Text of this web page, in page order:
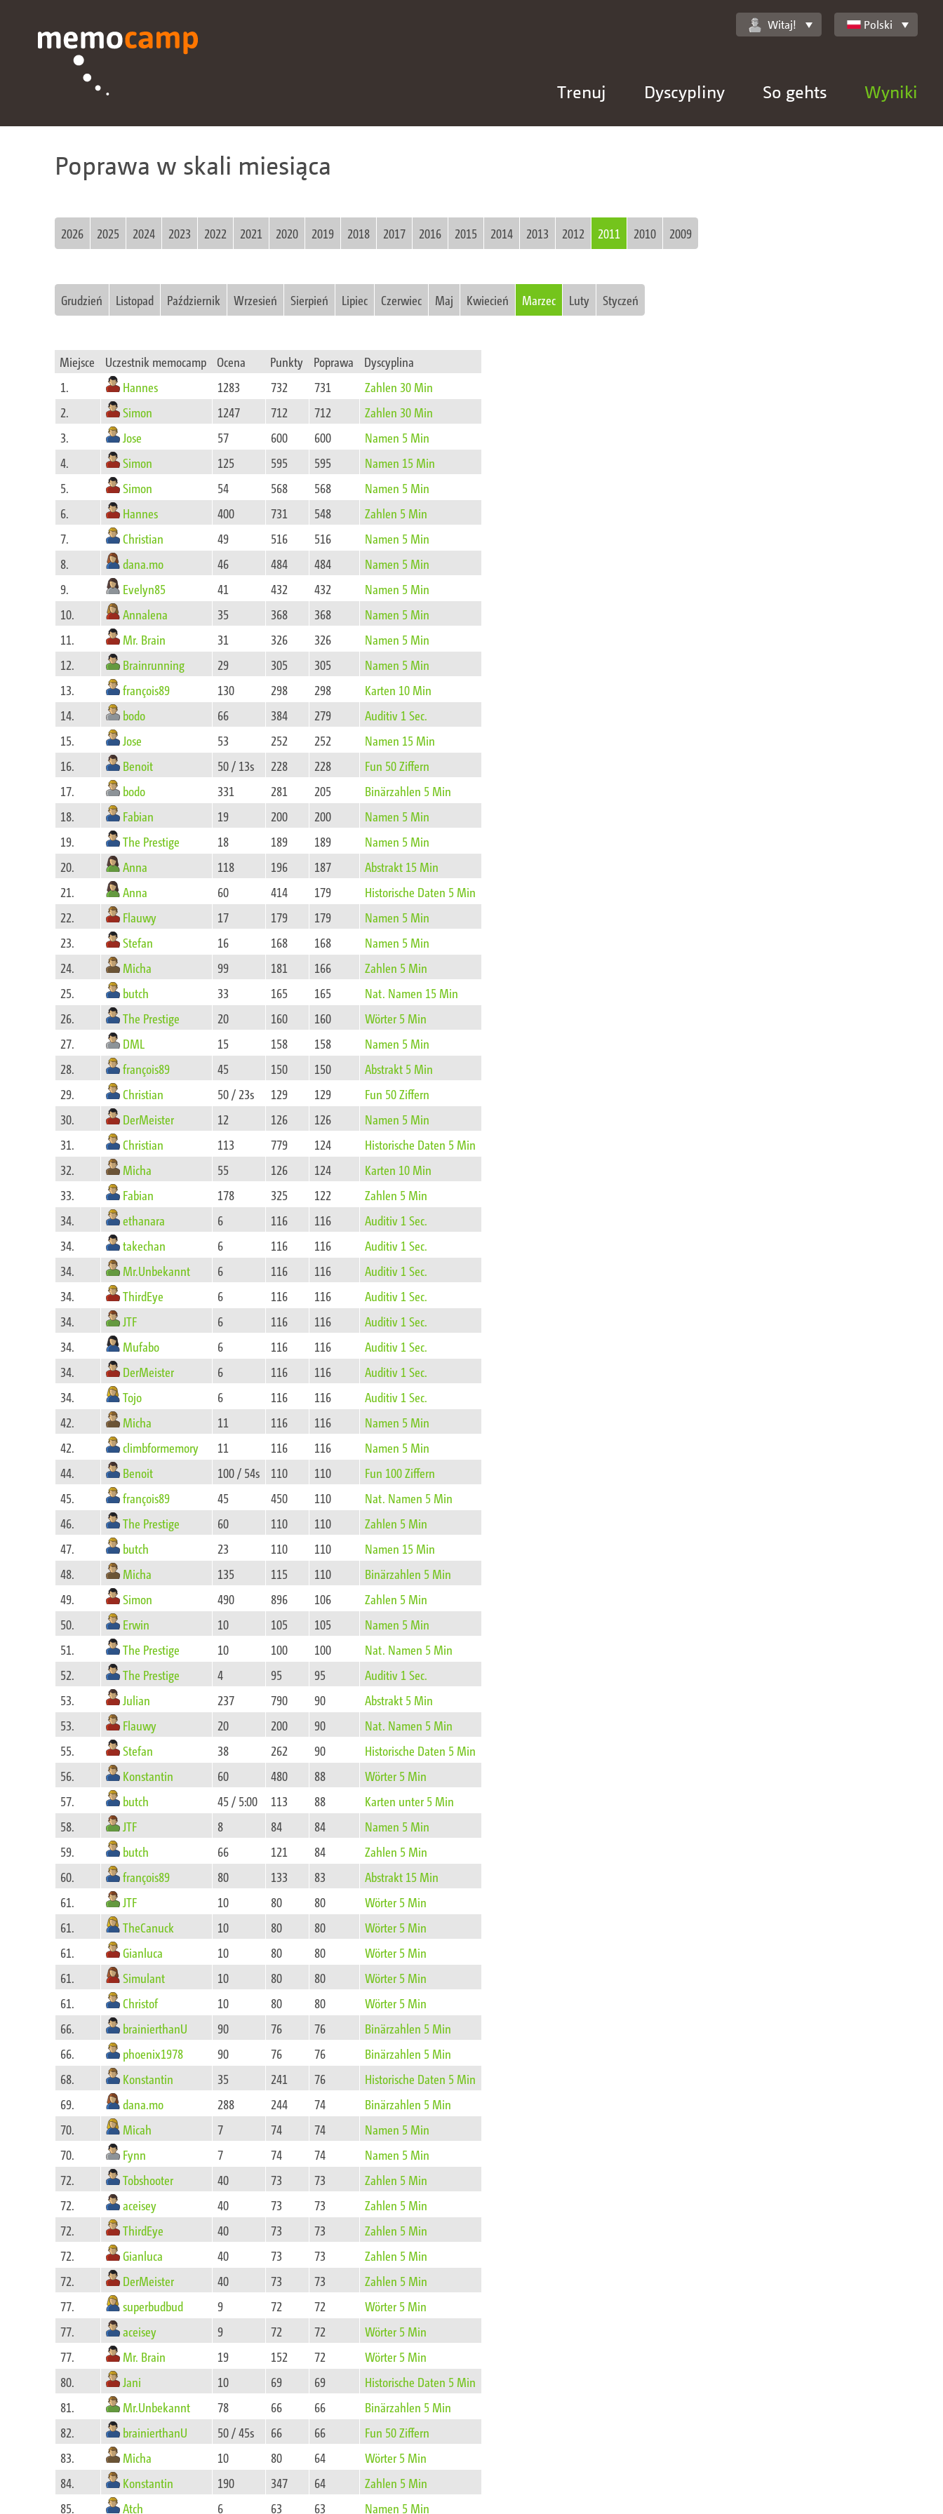
Trenuj Dyscypliny So gehts Wyniki
Witaj! Polski
Poprawa w skali miesiąca
2026 2025 2024 2023 2022 2021 2020 2019 2018 2017 2016 2015 2014 2013 2012 2011 2010 2009
Grudzień Listopad Październik Wrzesień Sierpień Lipiec Czerwiec Maj Kwiecień Marzec Luty Styczeń
Miejsce Uczestnik memocamp Ocena Punkty Poprawa
Dyscyplina
1.
Hannes 1283 732 731
Zahlen 30 Min
2.
Simon 1247 712 712
Zahlen 30 Min
3.
Jose 57 600 600
Namen 5 Min
4.
Simon 125 595 595
Namen 15 Min
5.
Simon 54 568 568
Namen 5 Min
6.
Hannes 400 731 548
Zahlen 5 Min
7.
Christian 49 516 516
Namen 5 Min
8.
dana.mo 46 484 484
Namen 5 Min
9.
Evelyn85 41 432 432
Namen 5 Min
10.
Annalena 35 368 368
Namen 5 Min
11.
Mr. Brain 31 326 326
Namen 5 Min
12.
Brainrunning 29 305 305
Namen 5 Min
13.
françois89 130 298 298
Karten 10 Min
14.
bodo 66 384 279
Auditiv 1 Sec.
15.
Jose 53 252 252
Namen 15 Min
16.
Benoit 50 / 13s 228 228
Fun 50 Ziffern
17.
bodo 331 281 205
Binärzahlen 5 Min
18.
Fabian 19 200 200
Namen 5 Min
19.
The Prestige 18 189 189
Namen 5 Min
20.
Anna 118 196 187
Abstrakt 15 Min
21.
Anna 60 414 179
Historische Daten 5 Min
22.
Flauwy 17 179 179
Namen 5 Min
23.
Stefan 16 168 168
Namen 5 Min
24.
Micha 99 181 166
Zahlen 5 Min
25.
butch 33 165 165
Nat. Namen 15 Min
26.
The Prestige 20 160 160
Wörter 5 Min
27.
DML 15 158 158
Namen 5 Min
28.
françois89 45 150 150
Abstrakt 5 Min
29.
Christian 50 / 23s 129 129
Fun 50 Ziffern
30.
DerMeister 12 126 126
Namen 5 Min
31.
Christian 113 779 124
Historische Daten 5 Min
32.
Micha 55 126 124
Karten 10 Min
33.
Fabian 178 325 122
Zahlen 5 Min
34.
ethanara 6 116 116
Auditiv 1 Sec.
34.
takechan 6 116 116
Auditiv 1 Sec.
34.
Mr.Unbekannt 6 116 116
Auditiv 1 Sec.
34.
ThirdEye 6 116 116
Auditiv 1 Sec.
34.
JTF 6 116 116
Auditiv 1 Sec.
34.
Mufabo 6 116 116
Auditiv 1 Sec.
34.
DerMeister 6 116 116
Auditiv 1 Sec.
34.
Tojo 6 116 116
Auditiv 1 Sec.
42.
Micha 11 116 116
Namen 5 Min
42.
climbformemory 11 116 116
Namen 5 Min
44.
Benoit 100 / 54s 110 110
Fun 100 Ziffern
45.
françois89 45 450 110
Nat. Namen 5 Min
46.
The Prestige 60 110 110
Zahlen 5 Min
47.
butch 23 110 110
Namen 15 Min
48.
Micha 135 115 110
Binärzahlen 5 Min
49.
Simon 490 896 106
Zahlen 5 Min
50.
Erwin 10 105 105
Namen 5 Min
51.
The Prestige 10 100 100
Nat. Namen 5 Min
52.
The Prestige 4 95 95
Auditiv 1 Sec.
53.
Julian 237 790 90
Abstrakt 5 Min
53.
Flauwy 20 200 90
Nat. Namen 5 Min
55.
Stefan 38 262 90
Historische Daten 5 Min
56.
Konstantin 60 480 88
Wörter 5 Min
57.
butch 45 / 5:00 113 88
Karten unter 5 Min
58.
JTF 8 84 84
Namen 5 Min
59.
butch 66 121 84
Zahlen 5 Min
60.
françois89 80 133 83
Abstrakt 15 Min
61.
JTF 10 80 80
Wörter 5 Min
61.
TheCanuck 10 80 80
Wörter 5 Min
61.
Gianluca 10 80 80
Wörter 5 Min
61.
Simulant 10 80 80
Wörter 5 Min
61.
Christof 10 80 80
Wörter 5 Min
66.
brainierthanU 90 76 76
Binärzahlen 5 Min
66.
phoenix1978 90 76 76
Binärzahlen 5 Min
68.
Konstantin 35 241 76
Historische Daten 5 Min
69.
dana.mo 288 244 74
Binärzahlen 5 Min
70.
Micah 7 74 74
Namen 5 Min
70.
Fynn 7 74 74
Namen 5 Min
72.
Tobshooter 40 73 73
Zahlen 5 Min
72.
aceisey 40 73 73
Zahlen 5 Min
72.
ThirdEye 40 73 73
Zahlen 5 Min
72.
Gianluca 40 73 73
Zahlen 5 Min
72.
DerMeister 40 73 73
Zahlen 5 Min
77.
superbudbud 9 72 72
Wörter 5 Min
77.
aceisey 9 72 72
Wörter 5 Min
77.
Mr. Brain 19 152 72
Wörter 5 Min
80.
Jani 10 69 69
Historische Daten 5 Min
81.
Mr.Unbekannt 78 66 66
Binärzahlen 5 Min
82.
brainierthanU 50 / 45s 66 66
Fun 50 Ziffern
83.
Micha 10 80 64
Wörter 5 Min
84.
Konstantin 190 347 64
Zahlen 5 Min
85.
Atch 6 63 63 Namen 5 Min